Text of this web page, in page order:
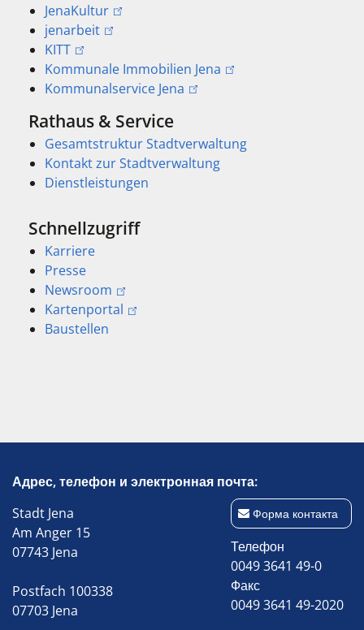
JenaKultur
jenarbeit
KITT
Kommunale Immobilien Jena
Kommunalservice Jena
Rathaus & Service
Gesamtstruktur Stadtverwaltung
Kontakt zur Stadtverwaltung
Dienstleistungen
Schnellzugriff
Karriere
Presse
Newsroom
Kartenportal
Baustellen
Адрес, телефон и электронная почта:
Stadt Jena
Am Anger 15
07743 Jena
Postfach 100338
07703 Jena
Форма контакта
Телефон
0049 3641 49-0
Факс
0049 3641 49-2020